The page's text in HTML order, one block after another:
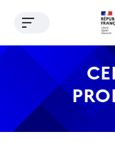
ContenuOuvrir le